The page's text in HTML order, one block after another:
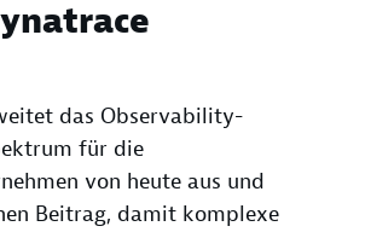
das Observability-
für die
von heute aus und
Beitrag, damit komplexe